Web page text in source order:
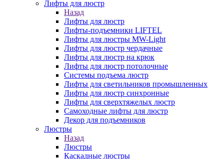
Лифты для люстр
Назад
Лифты для люстр
Лифты-подъемники LIFTEL
Лифты для люстры MW-Light
Лифты для люстр чердачные
Лифты для люстр на крюк
Лифты для люстр потолочные
Системы подъема люстр
Лифты для светильников промышленных
Лифты для люстр синхронные
Лифты для сверхтяжелых люстр
Самоходные лифты для люстр
Декор для подъемников
Люстры
Назад
Люстры
Каскадные люстры